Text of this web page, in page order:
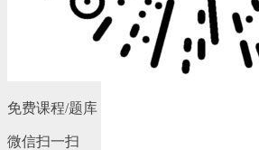
免费课程/题库
微信扫一扫